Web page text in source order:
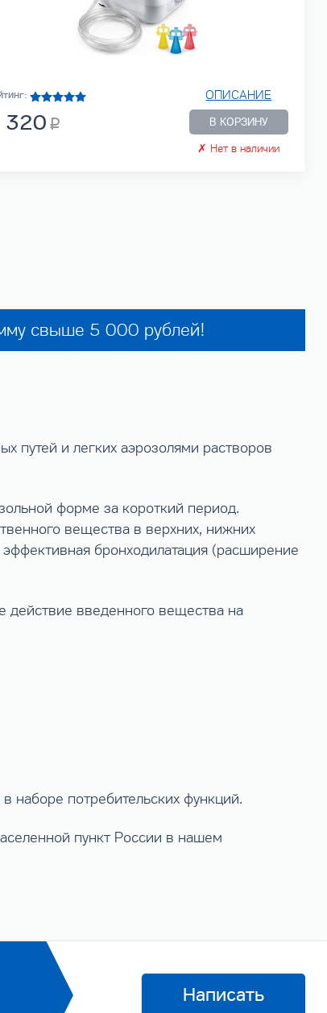
ОПИСАНИЕ
В КОРЗИНУ
✗ Нет в наличии
320
свыше 5 000 рублей!
путей и легких аэрозолями растворов
форме за короткий период.
вещества в верхних, нижних
бронходилатация (расширение
действие введенного вещества на
наборе потребительских функций.
пункт России в нашем
Написать